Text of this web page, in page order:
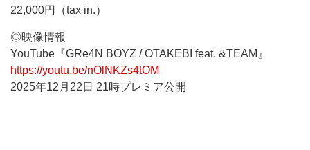
22,000円（tax in.）
◎映像情報
YouTube『GRe4N BOYZ / OTAKEBI feat. &TEAM』
https://youtu.be/nOlNKZs4tOM
2025年12月22日 21時プレミア公開